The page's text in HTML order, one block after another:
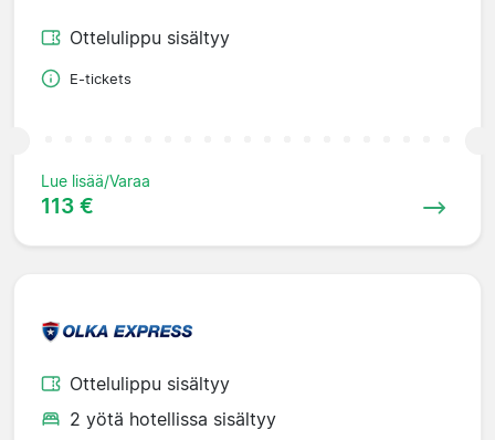
Ottelulippu sisältyy
E-tickets
Lue lisää/Varaa
113 €
Ottelulippu sisältyy
2 yötä hotellissa sisältyy